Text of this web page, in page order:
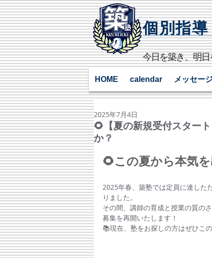
個別指導
今日を築き、明
HOME calendar メッセー
🌻【夏の新規受付スター
か？
2025年7月4日
🌻この夏から本気を
2025年春、築塾では定員に達した
りました。
その間、講師の育成と授業の質の
募集を再開いたします！
📚現在、塾をお探しの方はぜひこ